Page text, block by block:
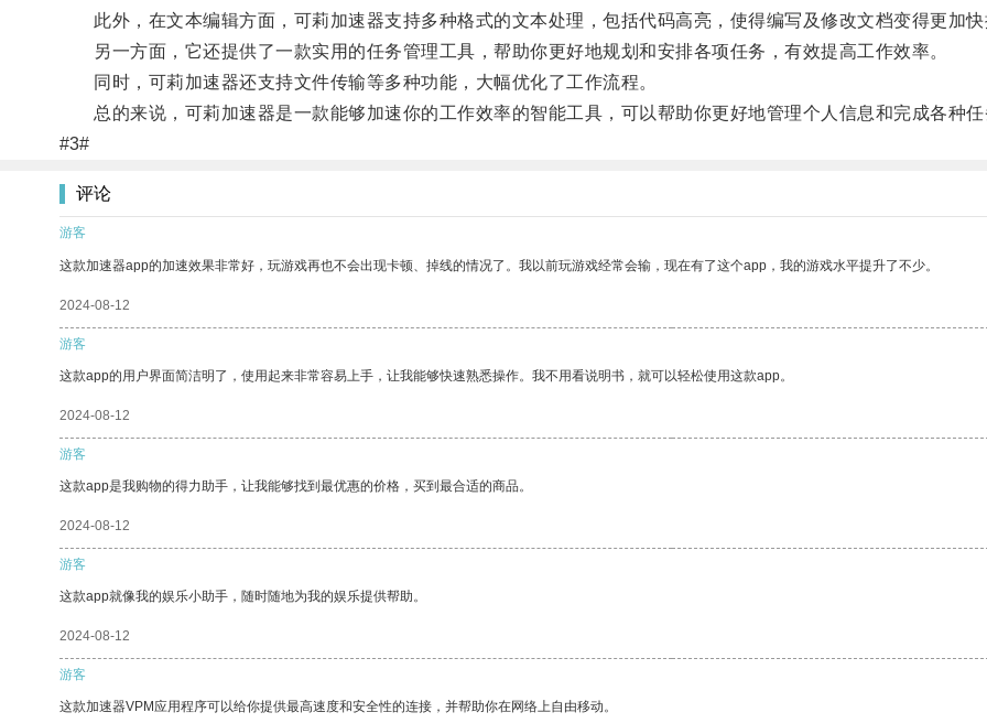
此外，在文本编辑方面，可莉加速器支持多种格式的文本处理，包括代码高亮，使得编写及修改文档变得更加快
另一方面，它还提供了一款实用的任务管理工具，帮助你更好地规划和安排各项任务，有效提高工作效率。
同时，可莉加速器还支持文件传输等多种功能，大幅优化了工作流程。
总的来说，可莉加速器是一款能够加速你的工作效率的智能工具，可以帮助你更好地管理个人信息和完成各种任
#3#
评论
游客
这款加速器app的加速效果非常好，玩游戏再也不会出现卡顿、掉线的情况了。我以前玩游戏经常会输，现在有了这个app，我的游戏水平提升了不少。
2024-08-12
游客
这款app的用户界面简洁明了，使用起来非常容易上手，让我能够快速熟悉操作。我不用看说明书，就可以轻松使用这款app。
2024-08-12
游客
这款app是我购物的得力助手，让我能够找到最优惠的价格，买到最合适的商品。
2024-08-12
游客
这款app就像我的娱乐小助手，随时随地为我的娱乐提供帮助。
2024-08-12
游客
这款加速器VPM应用程序可以给你提供最高速度和安全性的连接，并帮助你在网络上自由移动。